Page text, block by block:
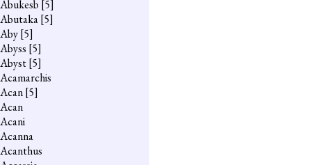
Abukesb [5]
Abutaka[5]
Aby[5]
Abyss [5]
Abyst[5]
Acamarchis
Acan[5]
Acan
Acani
Acanna
Acanthus